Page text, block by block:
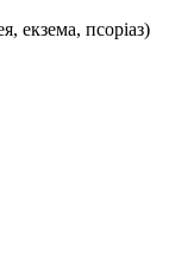
екзема, псоріаз)